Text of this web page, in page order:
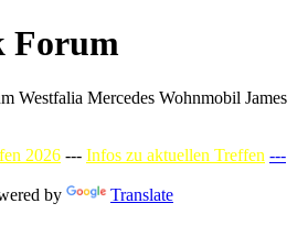
Forum
Westfalia Mercedes Wohnmobil James
2026 --- Infos zu aktuellen Treffen ---
by
Translate